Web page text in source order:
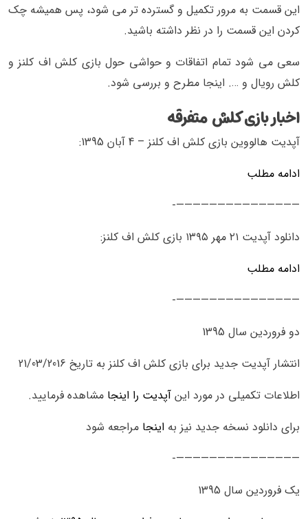
این قسمت به مرور تکمیل و گسترده تر می شود، پس همیشه چک
کردن این قسمت را در نظر داشته باشید.
سعی می شود تمام اتفاقات و حواشی حول بازی کلش اف کلنز و
کلش رویال و …. اینجا مطرح و بررسی شود.
اخبار بازی کلش متفرقه
آپدیت هالووین بازی کلش اف کلنز – 4 آبان 1395:
ادامه مطلب
———————————————-
دانلود آپدیت ۲۱ مهر ۱۳۹۵ بازی کلش اف کلنز:
ادامه مطلب
———————————————-
دو فروردین سال 1395
انتشار آپدیت جدید برای بازی کلش اف کلنز به تاریخ 21/03/2016
اطلاعات تکمیلی در مورد این آپدیت را اینجا مشاهده فرمایید.
برای دانلود نسخه جدید نیز به اینجا مراجعه شود
———————————————-
یک فروردین سال 1395